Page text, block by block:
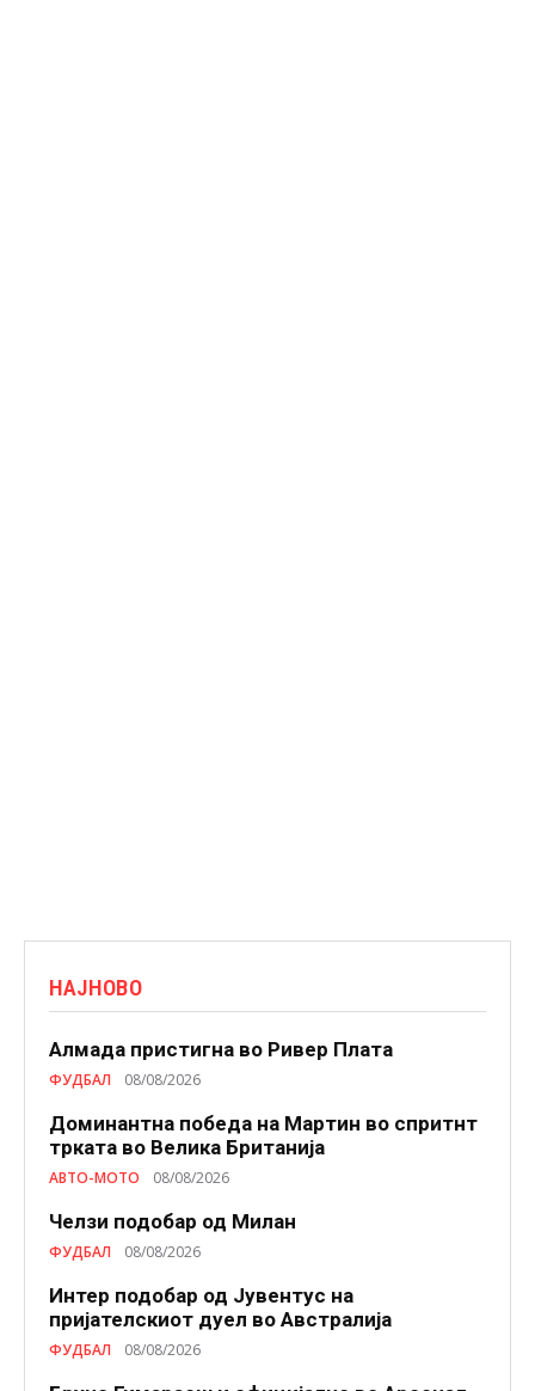
НАЈНОВО
Алмада пристигна во Ривер Плата
ФУДБАЛ 08/08/2026
Доминантна победа на Мартин во спритнт
трката во Велика Британија
АВТО-МОТО 08/08/2026
Челзи подобaр од Милан
ФУДБАЛ 08/08/2026
Интер подобар од Јувентус на
пријателскиот дуел во Австралија
ФУДБАЛ 08/08/2026